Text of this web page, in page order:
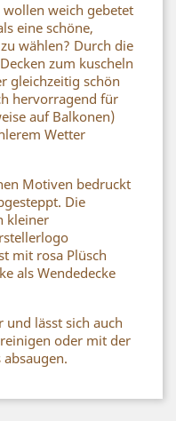
weich gebetet
eine schöne,
wählen? Durch die
zum kuscheln
gleichzeitig schön
hervorragend für
auf Balkonen)
Wetter
Motiven bedruckt
Die
kleiner
mit rosa Plüsch
als Wendedecke
und lässt sich auch
oder mit der
absaugen.